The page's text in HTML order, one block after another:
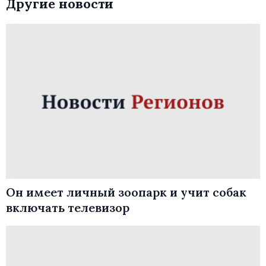
Он имеет личный зоопарк и учит собак
включать телевизор